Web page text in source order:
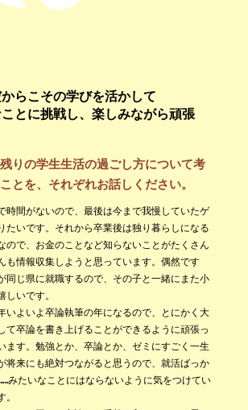
らこその学びを活かして
とに挑戦し、楽しみながら頑張
りの学生生活の過ごし方について考
とを、それぞれお話しください。
時間がないので、最後は今まで我慢していたゲ
たいです。それから卒業後は独り暮らしになる
ので、お金のことなど知らないことがたくさん
も情報収集しようと思っています。偶然です
同じ県に就職するので、その子と一緒にまた小
いです。
いよいよ卒論執筆の年になるので、とにかく大
て卒論を書き上げることができるように頑張っ
ます。勉強とか、卒論とか、ゼミにすごく一生
将来にも絶対つながると思うので、就活ばっか
みたいなことにはならないように気をつけてい